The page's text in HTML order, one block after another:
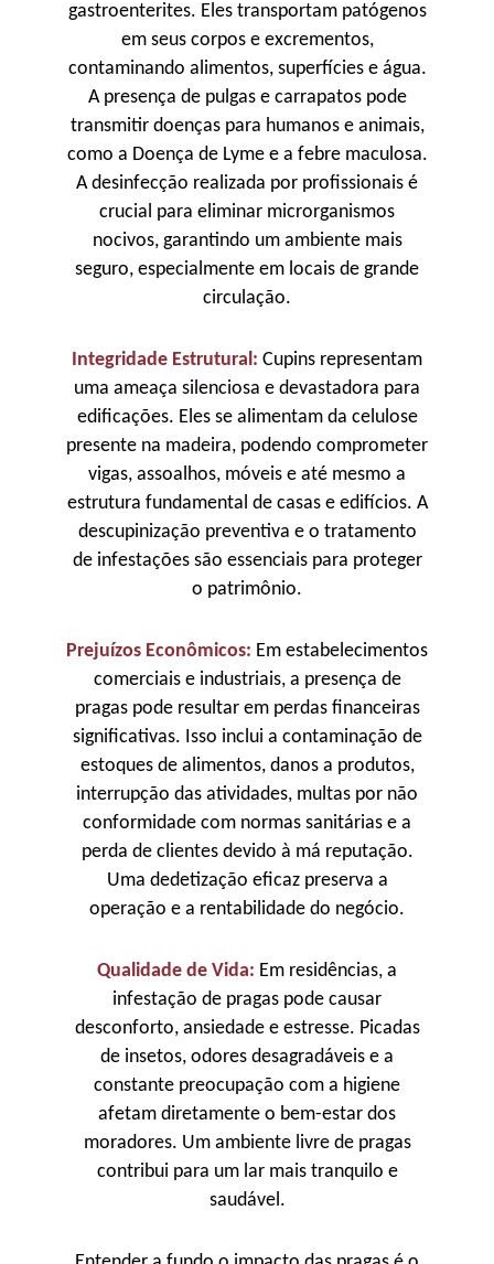
gastroenterites. Eles transportam patógenos
em seus corpos e excrementos,
contaminando alimentos, superfícies e água.
A presença de pulgas e carrapatos pode
transmitir doenças para humanos e animais,
como a Doença de Lyme e a febre maculosa.
A desinfecção realizada por profissionais é
crucial para eliminar microrganismos
nocivos, garantindo um ambiente mais
seguro, especialmente em locais de grande
circulação.
Integridade Estrutural: Cupins representam
uma ameaça silenciosa e devastadora para
edificações. Eles se alimentam da celulose
presente na madeira, podendo comprometer
vigas, assoalhos, móveis e até mesmo a
estrutura fundamental de casas e edifícios. A
descupinização preventiva e o tratamento
de infestações são essenciais para proteger
o patrimônio.
Prejuízos Econômicos: Em estabelecimentos
comerciais e industriais, a presença de
pragas pode resultar em perdas financeiras
significativas. Isso inclui a contaminação de
estoques de alimentos, danos a produtos,
interrupção das atividades, multas por não
conformidade com normas sanitárias e a
perda de clientes devido à má reputação.
Uma dedetização eficaz preserva a
operação e a rentabilidade do negócio.
Qualidade de Vida: Em residências, a
infestação de pragas pode causar
desconforto, ansiedade e estresse. Picadas
de insetos, odores desagradáveis e a
constante preocupação com a higiene
afetam diretamente o bem-estar dos
moradores. Um ambiente livre de pragas
contribui para um lar mais tranquilo e
saudável.